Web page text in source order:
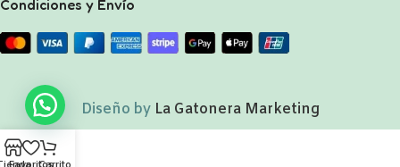
Condiciones y Envío
Diseño by La Gatonera Marketing